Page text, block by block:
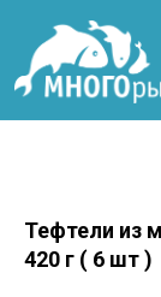
Тефтели из
420 г ( 6 шт )